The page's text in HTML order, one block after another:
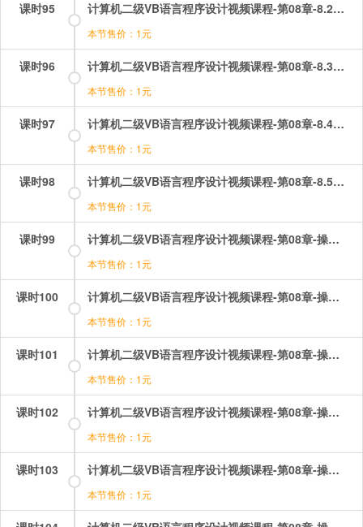
课时95 计算机二级VB语言程序设计视频课程-第08章-8.2静态数组与动态数组.mp4
本节售价：1元
课时96 计算机二级VB语言程序设计视频课程-第08章-8.3数组的基本操作.mp4
本节售价：1元
课时97 计算机二级VB语言程序设计视频课程-第08章-8.4数组的初始化.mp4
本节售价：1元
课时98 计算机二级VB语言程序设计视频课程-第08章-8.5控件数组.mp4
本节售价：1元
课时99 计算机二级VB语言程序设计视频课程-第08章-操作：foreach语句.mp4
本节售价：1元
课时100 计算机二级VB语言程序设计视频课程-第08章-操作：一维数组的极值.mp4
本节售价：1元
课时101 计算机二级VB语言程序设计视频课程-第08章-操作：二维数组的矩阵1.mp4
本节售价：1元
课时102 计算机二级VB语言程序设计视频课程-第08章-操作：二维数组的矩阵2.mp4
本节售价：1元
课时103 计算机二级VB语言程序设计视频课程-第08章-操作：二维数组的矩阵3.mp4
本节售价：1元